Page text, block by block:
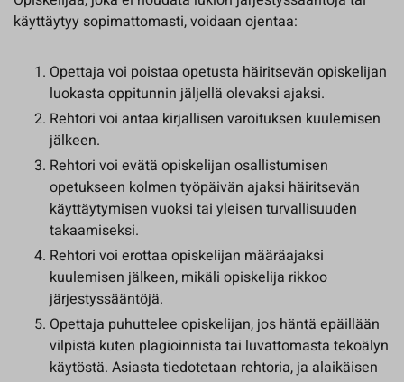
käyttäytyy sopimattomasti, voidaan ojentaa:
Opettaja voi poistaa opetusta häiritsevän opiskelijan
luokasta oppitunnin jäljellä olevaksi ajaksi.
Rehtori voi antaa kirjallisen varoituksen kuulemisen
jälkeen.
Rehtori voi evätä opiskelijan osallistumisen
opetukseen kolmen työpäivän ajaksi häiritsevän
käyttäytymisen vuoksi tai yleisen turvallisuuden
takaamiseksi.
Rehtori voi erottaa opiskelijan määräajaksi
kuulemisen jälkeen, mikäli opiskelija rikkoo
järjestyssääntöjä.
Opettaja puhuttelee opiskelijan, jos häntä epäillään
vilpistä kuten plagioinnista tai luvattomasta tekoälyn
käytöstä. Asiasta tiedotetaan rehtoria, ja alaikäisen